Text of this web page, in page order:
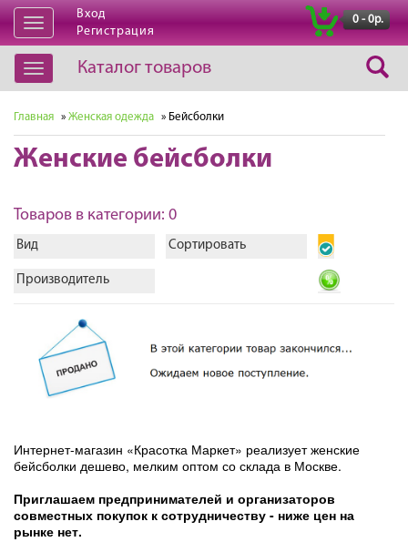
Открыть
навигацию
Вход
Регистрация
0 - 0р.
Открыть
навигацию
Каталог товаров
Главная » Женская одежда » Бейсболки
Женские бейсболки
Товаров в категории: 0
Вид Сортировать
Производитель
Интернет-магазин «Красотка Маркет» реализует женские
бейсболки дешево, мелким оптом со склада в Москве.
Приглашаем предпринимателей и организаторов
совместных покупок к сотрудничеству - ниже цен на
рынке нет.